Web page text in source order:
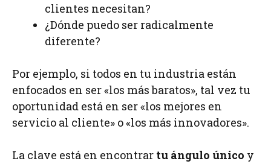
clientes necesitan?
¿Dónde puedo ser radicalmente
diferente?
Por ejemplo, si todos en tu industria están
enfocados en ser «los más baratos», tal vez tu
oportunidad está en ser «los mejores en
servicio al cliente» o «los más innovadores».
La clave está en encontrar tu ángulo único y